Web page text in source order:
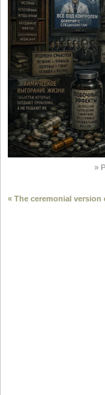
« The ceremonial version